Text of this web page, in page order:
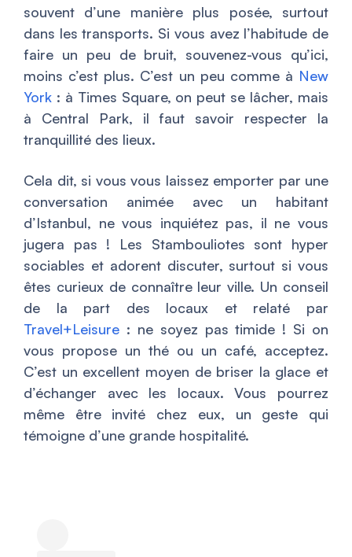
souvent d’une manière plus posée, surtout
dans les transports. Si vous avez l’habitude de
faire un peu de bruit, souvenez-vous qu’ici,
moins c’est plus. C’est un peu comme à New
York : à Times Square, on peut se lâcher, mais
à Central Park, il faut savoir respecter la
tranquillité des lieux.
Cela dit, si vous vous laissez emporter par une
conversation animée avec un habitant
d’Istanbul, ne vous inquiétez pas, il ne vous
jugera pas ! Les Stambouliotes sont hyper
sociables et adorent discuter, surtout si vous
êtes curieux de connaître leur ville. Un conseil
de la part des locaux et relaté par
Travel+Leisure : ne soyez pas timide ! Si on
vous propose un thé ou un café, acceptez.
C’est un excellent moyen de briser la glace et
d’échanger avec les locaux. Vous pourrez
même être invité chez eux, un geste qui
témoigne d’une grande hospitalité.